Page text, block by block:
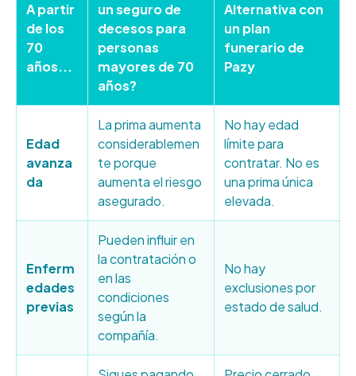
A partir
de los
70
años...
un seguro de
decesos para
personas
mayores de 70
años?
Alternativa con
un plan
funerario de
Pazy
Edad
avanza
da
La prima aumenta
considerablemen
te porque
aumenta el riesgo
asegurado.
No hay edad
límite para
contratar. No es
una prima única
elevada.
Enferm
edades
previas
Pueden influir en
la contratación o
en las
condiciones
según la
compañía.
No hay
exclusiones por
estado de salud.